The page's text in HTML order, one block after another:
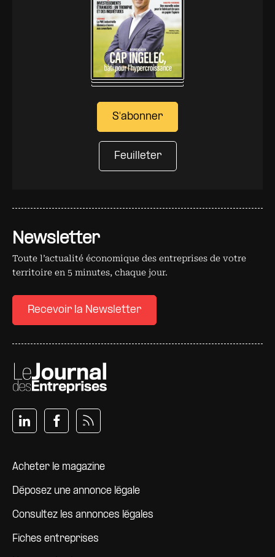
Newsletter
Toute l’actualité économique des entreprises de votre
territoire en 5 minutes, chaque jour.
Recevoir la Newsletter
Pied de page
Acheter le magazine
Déposez une annonce légale
Consultez les annonces légales
Fiches entreprises
S'abonner
Feuilleter